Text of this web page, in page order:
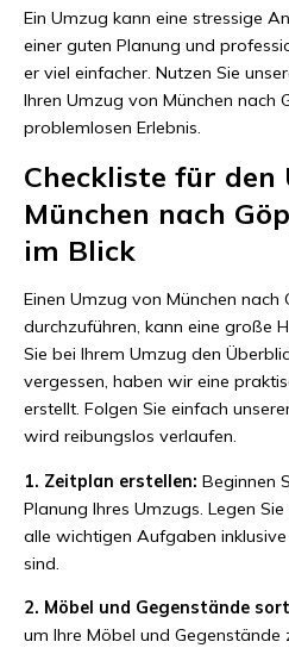
Ein Umzug kann eine stressige
einer guten Planung und
er viel einfacher. Nutzen Sie
Ihren Umzug von München nach
problemlosen Erlebnis.
Checkliste für den
München nach
im Blick
Einen Umzug von München
durchzuführen, kann eine große
Sie bei Ihrem Umzug den
vergessen, haben wir eine
erstellt. Folgen Sie einfach
wird reibungslos verlaufen.
1. Zeitplan erstellen: Beginnen
Planung Ihres Umzugs. Legen
alle wichtigen Aufgaben
sind.
2. Möbel und Gegenstände
um Ihre Möbel und Gegenstände